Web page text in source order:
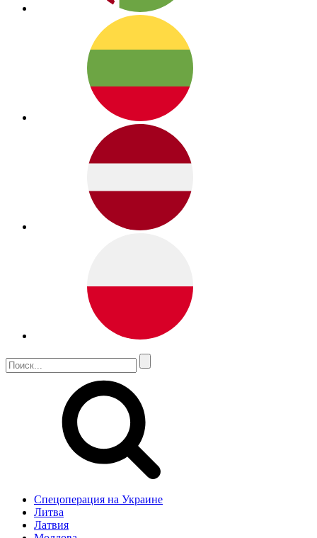
Спецоперация на Украине
Литва
Латвия